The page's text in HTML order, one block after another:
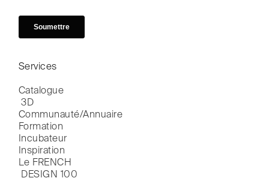
Services
Catalogue
3D
Communauté/Annuaire
Formation
Incubateur
Inspiration
Le FRENCH
DESIGN 100